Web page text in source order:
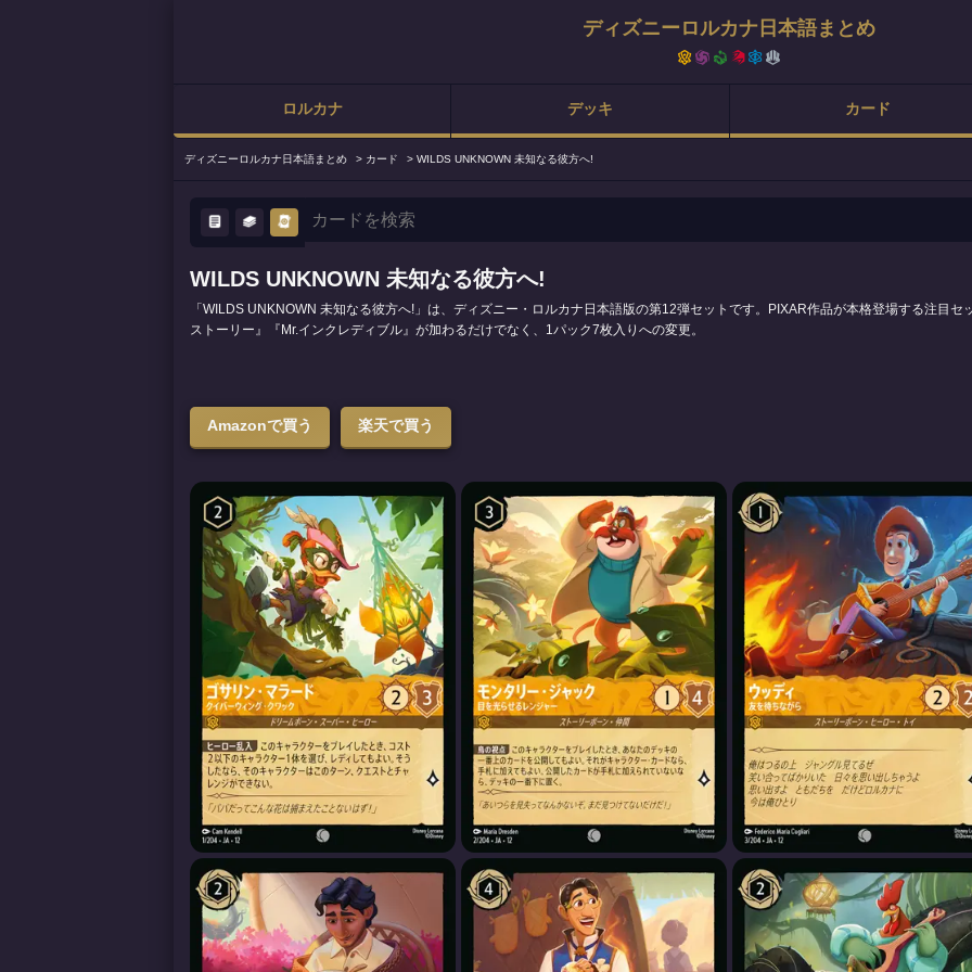
ディズニーロルカナ日本語まとめ
ロルカナ デッキ カード
ディズニーロルカナ日本語まとめ > カード > WILDS UNKNOWN 未知なる彼方へ!
WILDS UNKNOWN 未知なる彼方へ!
「WILDS UNKNOWN 未知なる彼方へ!」は、ディズニー・ロルカナ日本語版の第12弾セットです。PIXAR作品が本格登場する注目セ
ストーリー』『Mr.インクレディブル』が加わるだけでなく、1パック7枚入りへの変更。
Amazonで買う 楽天で買う